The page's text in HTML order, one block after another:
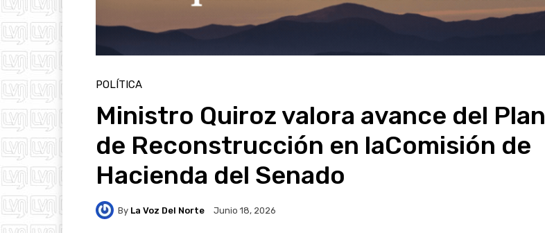
POLÍTICA
Ministro Quiroz valora avance del Plan
de Reconstrucción en laComisión de
Hacienda del Senado
By La Voz Del Norte Junio 18, 2026